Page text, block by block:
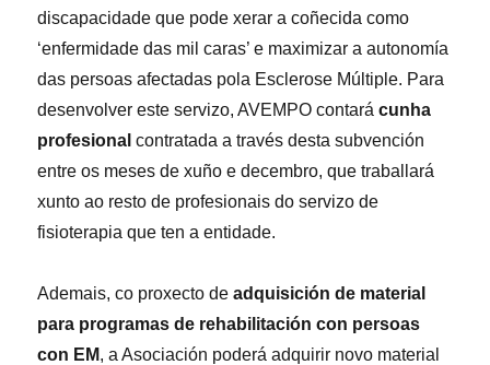
discapacidade que pode xerar a coñecida como
‘enfermidade das mil caras’ e maximizar a autonomía
das persoas afectadas pola Esclerose Múltiple. Para
desenvolver este servizo, AVEMPO contarácunha
profesionalcontratada a través desta subvención
entre os meses de xuño e decembro, que traballará
xunto ao resto de profesionais do servizo de
fisioterapia que ten a entidade.
Ademais, co proxecto deadquisición de material
para programas de rehabilitación con persoas
con EM, a Asociación poderá adquirir novo material